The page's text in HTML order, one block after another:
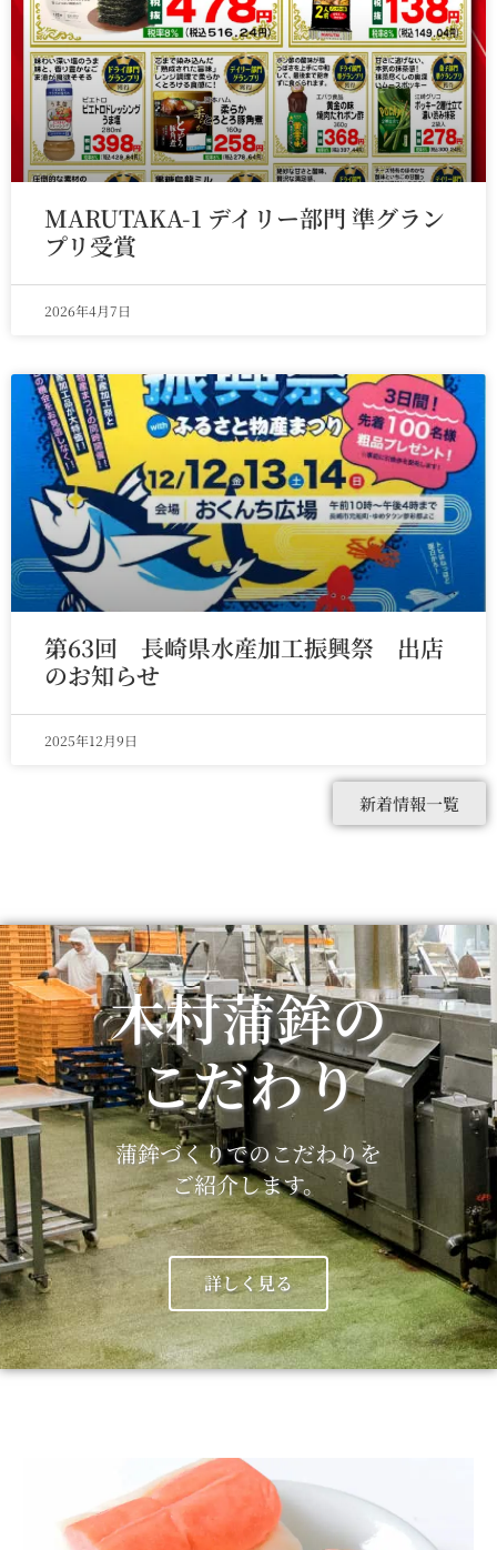
MARUTAKA-1 デイリー部門 準グラン
プリ受賞
2026年4月7日
第63回 長崎県水産加工振興祭 出店
のお知らせ
2025年12月9日
新着情報一覧
木村蒲鉾の
こだわり
蒲鉾づくりでのこだわりを
ご紹介します。
詳しく見る